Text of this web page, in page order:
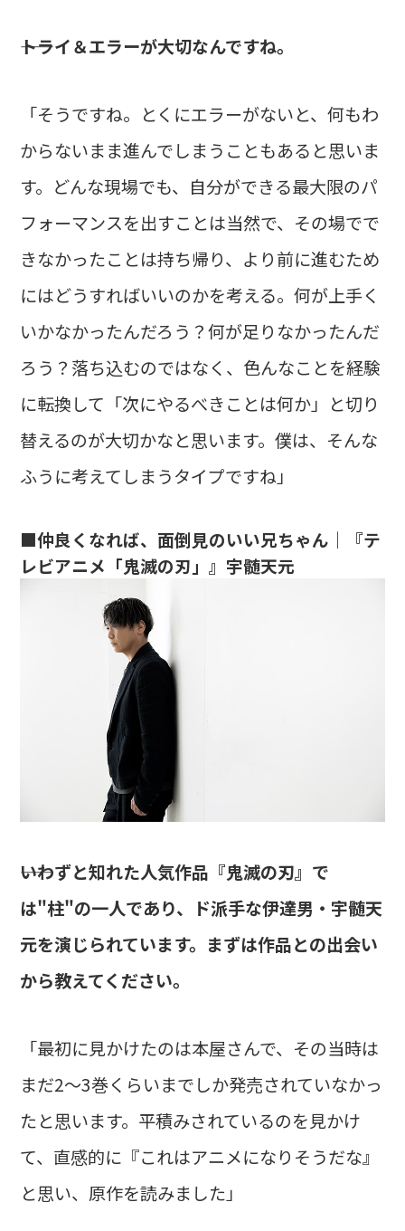
――トライ＆エラーが大切なんですね。
「そうですね。とくにエラーがないと、何もわ
からないまま進んでしまうこともあると思いま
す。どんな現場でも、自分ができる最大限のパ
フォーマンスを出すことは当然で、その場でで
きなかったことは持ち帰り、より前に進むため
にはどうすればいいのかを考える。何が上手く
いかなかったんだろう？何が足りなかったんだ
ろう？落ち込むのではなく、色んなことを経験
に転換して「次にやるべきことは何か」と切り
替えるのが大切かなと思います。僕は、そんな
ふうに考えてしまうタイプですね」
■仲良くなれば、面倒見のいい兄ちゃん｜『テ
レビアニメ「鬼滅の刃」』宇髄天元
――いわずと知れた人気作品『鬼滅の刃』で
は"柱"の一人であり、ド派手な伊達男・宇髄天
元を演じられています。まずは作品との出会い
から教えてください。
「最初に見かけたのは本屋さんで、その当時は
まだ2～3巻くらいまでしか発売されていなかっ
たと思います。平積みされているのを見かけ
て、直感的に『これはアニメになりそうだな』
と思い、原作を読みました」